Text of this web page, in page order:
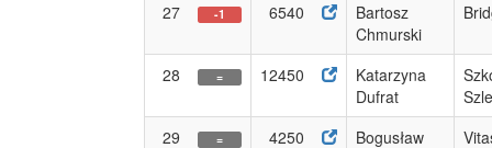
27
-1 6540
Bartosz
Chmurski
28 = 12450
Katarzyna
Dufrat
29
= 4250
Bogusław